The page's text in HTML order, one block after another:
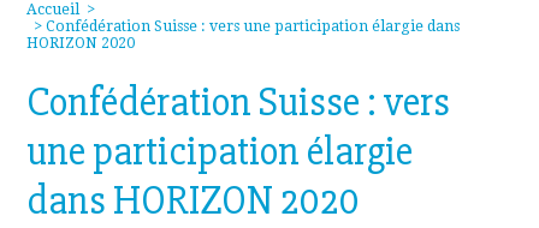
Accueil>
> Confédération Suisse : vers une participation élargie dans
HORIZON 2020
Confédération Suisse : vers
une participation élargie
dans HORIZON 2020